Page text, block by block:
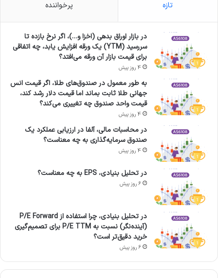
تازه پرخواننده
در بازار اوراق بدهی (اخزا و…)، اگر نرخ بازده تا
سررسید (YTM) یک ورقه افزایش یابد، چه اتفاقی
برای قیمت بازار آن ورقه می‌افتد؟
4 روز پیش
به طور معمول در صندوق‌های طلا، اگر قیمت انس
جهانی طلا ثابت بماند اما قیمت دلار رشد کند،
قیمت واحد صندوق چه تغییری می‌کند؟
4 روز پیش
در محاسبات مالی، آلفا در ارزیابی عملکرد یک
صندوق سرمایه‌گذاری به چه معناست؟
4 روز پیش
در تحلیل بنیادی، EPS به چه معناست؟
6 روز پیش
در تحلیل بنیادی، چرا استفاده از P/E Forward
(آینده‌نگر) نسبت به P/E TTM برای تصمیم‌گیری
خرید دقیق‌تر است؟
6 روز پیش